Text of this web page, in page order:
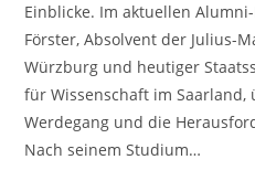
Einblicke. Im aktuellen
Förster, Absolvent der Julius-
Würzburg und heutiger
für Wissenschaft im
Werdegang und die
Nach seinem Studium…